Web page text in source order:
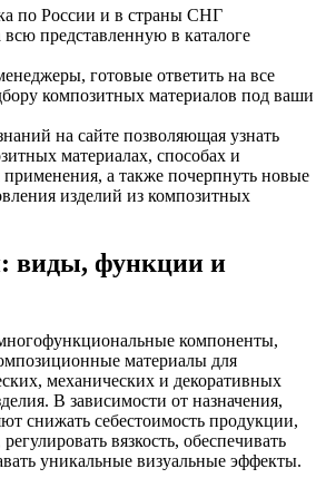
по России и в страны СНГ
представленную в каталоге
готовые ответить на все
композитных материалов под ваши
на сайте позволяющая узнать
материалах, способах и
применения, а также почерпнуть новые
изделий из композитных
виды, функции и
компоненты,
материалы для
механических и декоративных
В зависимости от назначения,
снижать себестоимость продукции,
вязкость, обеспечивать
уникальные визуальные эффекты.